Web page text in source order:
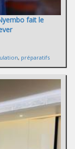
fait le
, préparatifs